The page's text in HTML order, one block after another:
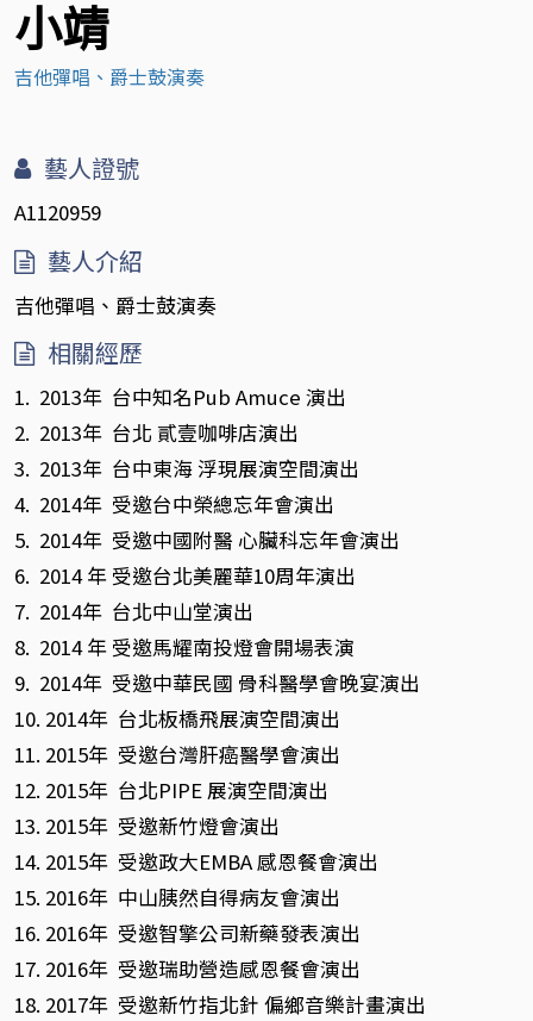
小靖
吉他彈唱、爵士鼓演奏
藝人證號
A1120959
藝人介紹
吉他彈唱、爵士鼓演奏
相關經歷
1. 2013年 台中知名Pub Amuce 演出
2. 2013年 台北 貳壹咖啡店演出
3. 2013年 台中東海 浮現展演空間演出
4. 2014年 受邀台中榮總忘年會演出
5. 2014年 受邀中國附醫 心臟科忘年會演出
6. 2014 年 受邀台北美麗華10周年演出
7. 2014年 台北中山堂演出
8. 2014 年 受邀馬耀南投燈會開場表演
9. 2014年 受邀中華民國 骨科醫學會晚宴演出
10. 2014年 台北板橋飛展演空間演出
11. 2015年 受邀台灣肝癌醫學會演出
12. 2015年 台北PIPE 展演空間演出
13. 2015年 受邀新竹燈會演出
14. 2015年 受邀政大EMBA 感恩餐會演出
15. 2016年 中山胰然自得病友會演出
16. 2016年 受邀智擎公司新藥發表演出
17. 2016年 受邀瑞助營造感恩餐會演出
18. 2017年 受邀新竹指北針 偏鄉音樂計畫演出